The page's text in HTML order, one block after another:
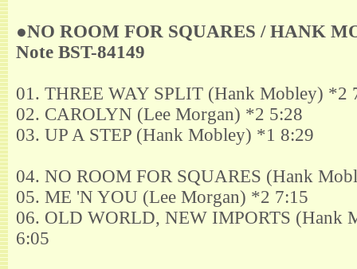
●NO ROOM FOR SQUARES / HANK
Note BST-84149
01. THREE WAY SPLIT (Hank Mobley) *2
02. CAROLYN (Lee Morgan) *2 5:28
03. UP A STEP (Hank Mobley) *1 8:29
04. NO ROOM FOR SQUARES (Hank
05. ME 'N YOU (Lee Morgan) *2 7:15
06. OLD WORLD, NEW IMPORTS (Hank
6:05